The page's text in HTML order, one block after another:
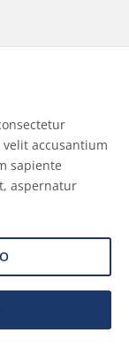
accusantium
sapiente
aspernatur